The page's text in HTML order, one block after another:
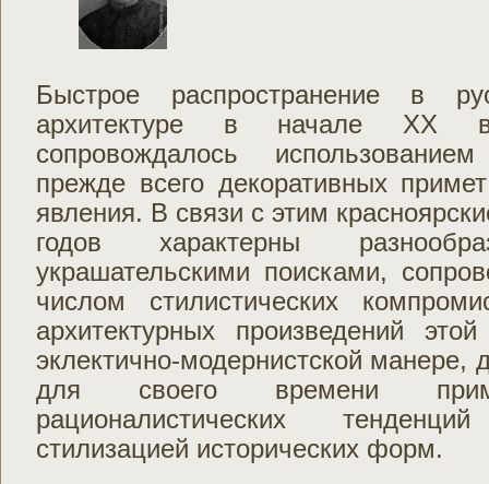
Быстрое распространение в
архитектуре в начале ХХ
сопровождалось
прежде всего декоративных
явления. В связи с этим
годов характерны
украшательскими поисками,
числом стилистических
архитектурных произведений
эклектично-модернистской манере,
для своего времени
рационалистических
стилизацией исторических форм.